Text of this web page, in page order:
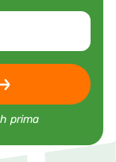
prima